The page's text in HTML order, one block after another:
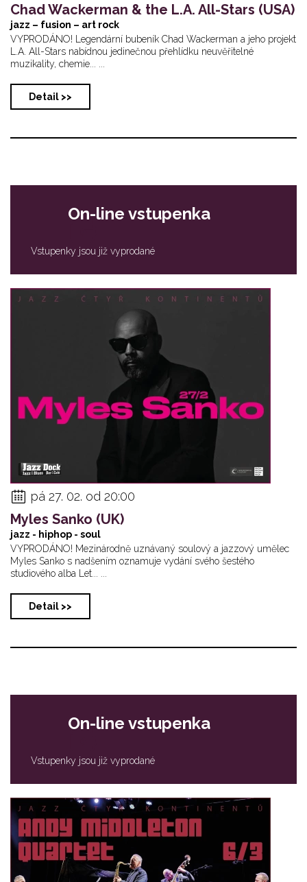
Chad Wackerman & the L.A. All-Stars (USA)
jazz – fusion – art rock
VYPRODÁNO! Legendární bubeník Chad Wackerman a jeho projekt
L.A. All-Stars nabídnou jedinečnou přehlídku neuvěřitelné
muzikality, chemie... ...
Detail >>
On-line vstupenka
Vstupenky jsou již vyprodané
pá 27. 02. od 20:00
Myles Sanko (UK)
jazz - hiphop - soul
VYPRODÁNO! Mezinárodně uznávaný soulový a jazzový umělec
Myles Sanko s nadšením oznamuje vydání svého šestého
studiového alba Let... ...
Detail >>
On-line vstupenka
Vstupenky jsou již vyprodané